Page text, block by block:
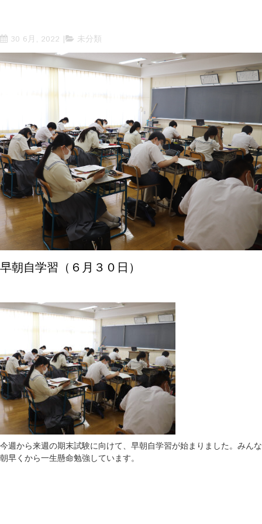
30 6月, 2022 未分類
早朝自学習（６月３０日）
今週から来週の期末試験に向けて、早朝自学習が始まりました。みんな
朝早くから一生懸命勉強しています。